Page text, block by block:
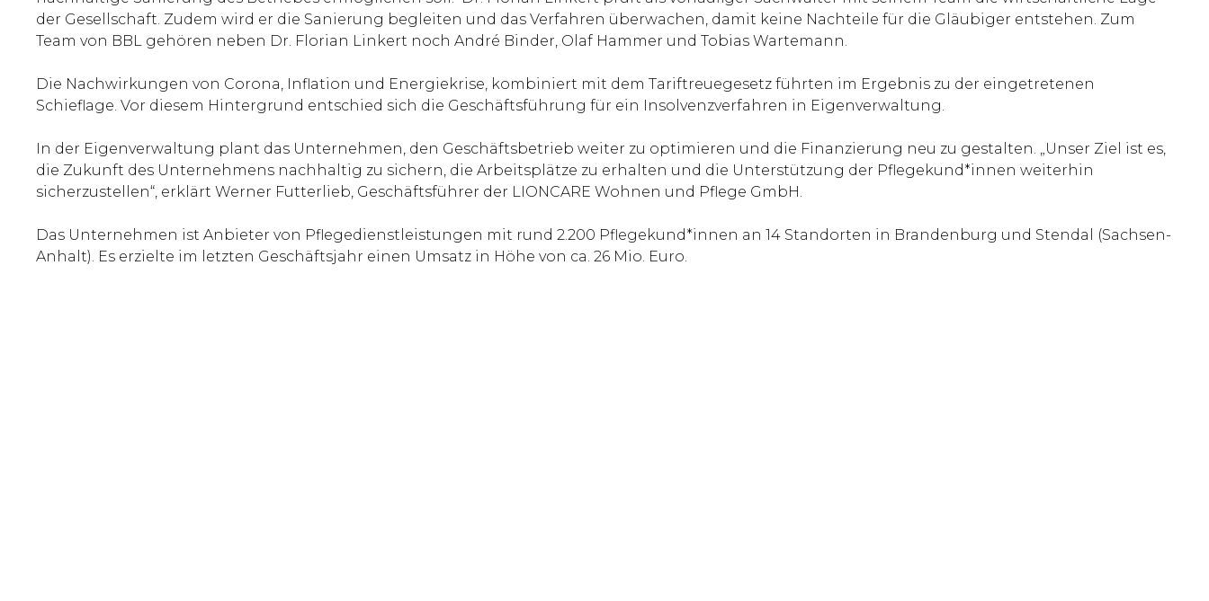
der Gesellschaft. Zudem wird er die Sanierung begleiten und das Verfahren überwachen, damit keine Nachteile für die Gläubiger entstehen. Zum
Team von BBL gehören neben Dr. Florian Linkert noch André Binder, Olaf Hammer und Tobias Wartemann.
Die Nachwirkungen von Corona, Inflation und Energiekrise, kombiniert mit dem Tariftreuegesetz führten im Ergebnis zu der eingetretenen
Schieflage. Vor diesem Hintergrund entschied sich die Geschäftsführung für ein Insolvenzverfahren in Eigenverwaltung.
In der Eigenverwaltung plant das Unternehmen, den Geschäftsbetrieb weiter zu optimieren und die Finanzierung neu zu gestalten. „Unser Ziel ist es,
die Zukunft des Unternehmens nachhaltig zu sichern, die Arbeitsplätze zu erhalten und die Unterstützung der Pflegekund*innen weiterhin
sicherzustellen“, erklärt Werner Futterlieb, Geschäftsführer der LIONCARE Wohnen und Pflege GmbH.
Das Unternehmen ist Anbieter von Pflegedienstleistungen mit rund 2.200 Pflegekund*innen an 14 Standorten in Brandenburg und Stendal (Sachsen-
Anhalt). Es erzielte im letzten Geschäftsjahr einen Umsatz in Höhe von ca. 26 Mio. Euro.